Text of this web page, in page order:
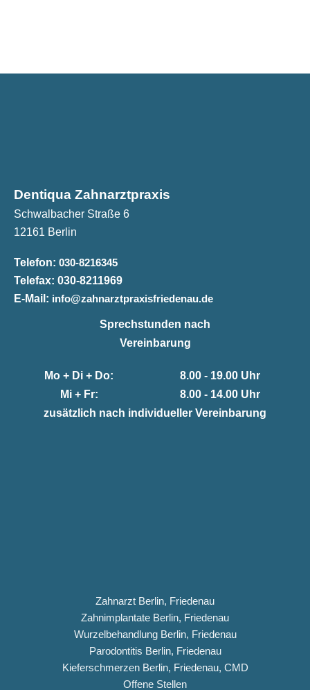
Dentiqua Zahnarztpraxis
Schwalbacher Straße 6
12161 Berlin
Telefon: 030-8216345
Telefax: 030-8211969
E-Mail: info@zahnarztpraxisfriedenau.de
Sprechstunden nach
Vereinbarung
Mo + Di + Do:
8.00 - 19.00 Uhr
Mi + Fr:
8.00 - 14.00 Uhr
zusätzlich nach individueller Vereinbarung
Zahnarzt Berlin, Friedenau
Zahnimplantate Berlin, Friedenau
Wurzelbehandlung Berlin, Friedenau
Parodontitis Berlin, Friedenau
Kieferschmerzen Berlin, Friedenau, CMD
Offene Stellen